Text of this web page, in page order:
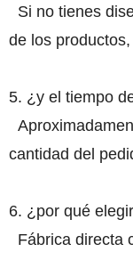
Si no tienes
de los
5. ¿y el tiempo
cantidad del
6. ¿por qué
Fábrica directa